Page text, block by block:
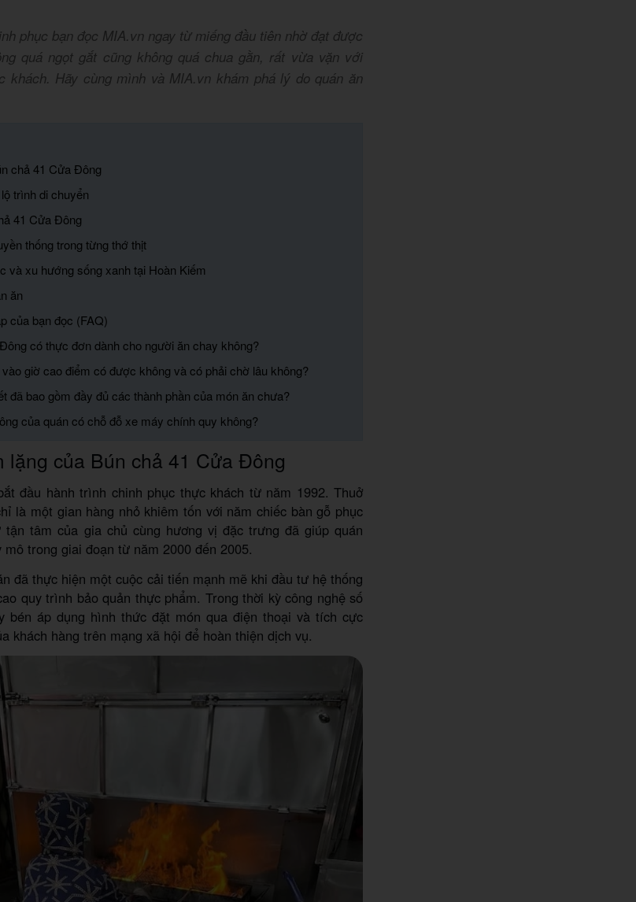
phục bạn đọc MIA.vn ngay từ miếng đầu tiên nhờ đạt được
quá ngọt gắt cũng không quá chua gằn, rất vừa vặn với
khách. Hãy cùng mình và MIA.vn khám phá lý do quán ăn
chả 41 Cửa Đông
trình di chuyển
41 Cửa Đông
thống trong từng thớ thịt
và xu hướng sống xanh tại Hoàn Kiếm
ăn
của bạn đọc (FAQ)
có thực đơn dành cho người ăn chay không?
giờ cao điểm có được không và có phải chờ lâu không?
đã bao gồm đầy đủ các thành phần của món ăn chưa?
của quán có chỗ đỗ xe máy chính quy không?
lặng của Bún chả 41 Cửa Đông
đầu hành trình chinh phục thực khách từ năm 1992. Thuở
là một gian hàng nhỏ khiêm tốn với năm chiếc bàn gỗ phục
tâm của gia chủ cùng hương vị đặc trưng đã giúp quán
trong giai đoạn từ năm 2000 đến 2005.
đã thực hiện một cuộc cải tiến mạnh mẽ khi đầu tư hệ thống
quy trình bảo quản thực phẩm. Trong thời kỳ công nghệ số
bén áp dụng hình thức đặt món qua điện thoại và tích cực
khách hàng trên mạng xã hội để hoàn thiện dịch vụ.